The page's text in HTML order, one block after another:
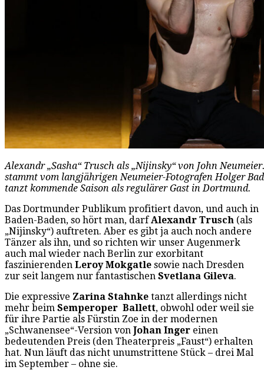
Alexandr „Sasha“ Trusch als „Nijinsky“ von John
stammt vom langjährigen Neumeier-Fotografen Holger
tanzt kommende Saison als regulärer Gast in Dortmund.
Das Dortmunder Publikum profitiert davon, und auch in
Baden-Baden, so hört man, darfAlexandr Trusch (als
„Nijinsky“) auftreten. Aber es gibt ja auch noch andere
Tänzer als ihn, und so richten wir unser Augenmerk
auch mal wieder nach Berlin zur exorbitant
faszinierenden Leroy Mokgatle sowie nach Dresden
zur seit langem nur fantastischen Svetlana Gileva.
Die expressive Zarina Stahnke tanzt allerdings nicht
mehr beim Semperoper Ballett, obwohl oder weil sie
für ihre Partie als Fürstin Zoe in der modernen
„Schwanensee“-Version von Johan Inger einen
bedeutenden Preis (den Theaterpreis „Faust“) erhalten
hat. Nun läuft das nicht unumstrittene Stück – drei Mal
im September – ohne sie.